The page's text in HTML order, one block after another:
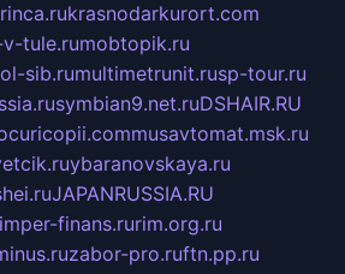
krasnodarkurort.com
tule.rumobtopik.ru
sib.rumultimetrunit.rusp-tour.ru
symbian9.net.ruDSHAIR.RU
musavtomat.msk.ru
ybaranovskaya.ru
JAPANRUSSIA.RU
imper-finans.rurim.org.ru
zabor-pro.ruftn.pp.ru